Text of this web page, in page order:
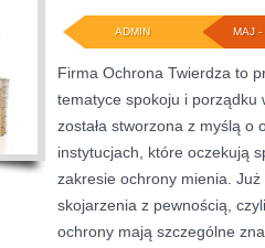
MAJ -
ADMIN
Firma Ochrona Twierdza to
tematyce spokoju i porządku
została stworzona z myślą o
instytucjach, które oczekują
zakresie ochrony mienia.
skojarzenia z pewnością,
ochrony mają szczególne